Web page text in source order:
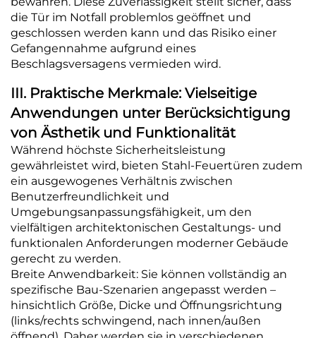
die Tür im Notfall problemlos geöffnet und
geschlossen werden kann und das Risiko einer
Gefangennahme aufgrund eines
Beschlagsversagens vermieden wird.
III. Praktische Merkmale: Vielseitige
Anwendungen unter Berücksichtigung
von Ästhetik und Funktionalität
Während höchste Sicherheitsleistung
gewährleistet wird, bieten Stahl-Feuertüren zudem
ein ausgewogenes Verhältnis zwischen
Benutzerfreundlichkeit und
Umgebungsanpassungsfähigkeit, um den
vielfältigen architektonischen Gestaltungs- und
funktionalen Anforderungen moderner Gebäude
gerecht zu werden.
Breite Anwendbarkeit: Sie können vollständig an
spezifische Bau-Szenarien angepasst werden –
hinsichtlich Größe, Dicke und Öffnungsrichtung
(links/rechts schwingend, nach innen/außen